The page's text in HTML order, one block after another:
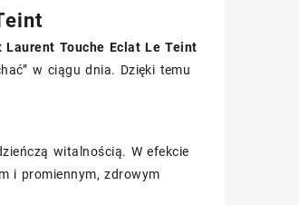
Laurent Touche Eclat Le Teint
w ciągu dnia. Dzięki temu
witalnością. W efekcie
i promiennym, zdrowym